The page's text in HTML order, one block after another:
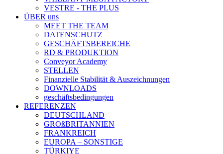
VESTRE - THE PLUS
ÜBER uns
MEET THE TEAM
DATENSCHUTZ
GESCHÄFTSBEREICHE
RD & PRODUKTION
Conveyor Academy
STELLEN
Finanzielle Stabilität & Auszeichnungen
DOWNLOADS
geschäftsbedingungen
REFERENZEN
DEUTSCHLAND
GROßBRITANNIEN
FRANKREICH
EUROPA – SONSTIGE
TÜRKIYE